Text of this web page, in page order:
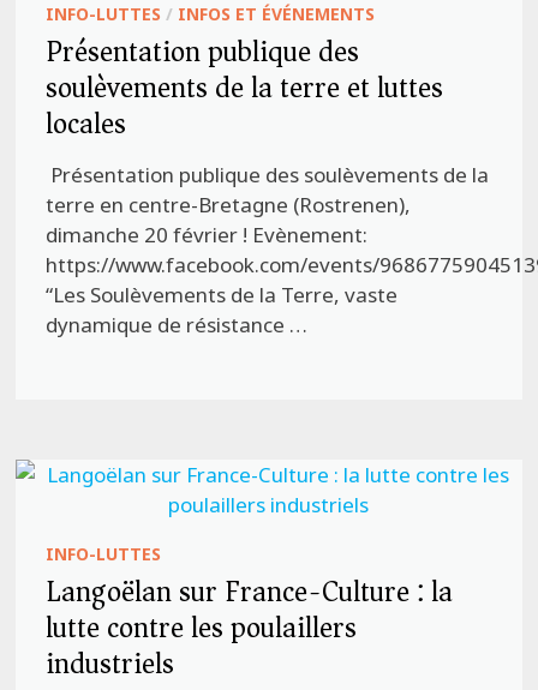
INFO-LUTTES / INFOS ET ÉVÉNEMENTS
Présentation publique des
soulèvements de la terre et luttes
locales
Présentation publique des soulèvements de la
terre en centre-Bretagne (Rostrenen),
dimanche 20 février ! Evènement:
https://www.facebook.com/events/
“Les Soulèvements de la Terre, vaste
dynamique de résistance …
INFO-LUTTES
Langoëlan sur France-Culture : la
lutte contre les poulaillers
industriels